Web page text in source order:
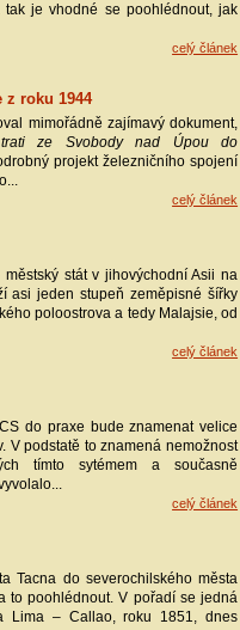
je vhodné se poohlédnout, jak
celý článek
z roku 1944
mimořádně zajímavý dokument,
trati ze Svobody nad Úpou do
projekt železničního spojení
celý článek
stát v jihovýchodní Asii na
asi jeden stupeň zeměpisné šířky
poloostrova a tedy Malajsie, od
celý článek
do praxe bude znamenat velice
V podstatě to znamená nemožnost
tímto sytémem a současně
celý článek
Tacna do severochilského města
to poohlédnout. V pořadí se jedná
Lima – Callao, roku 1851, dnes